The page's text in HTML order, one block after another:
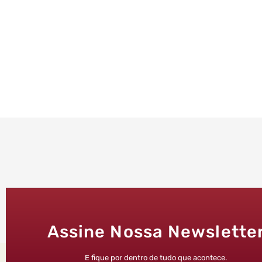
Assine Nossa
E fique por dentro de tudo que acontece.